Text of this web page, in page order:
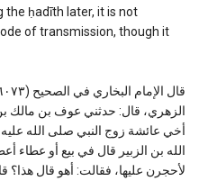
the ḥadīth later, it is not
of transmission, though it
الزهري، قال: حدثني عوف بن مالك
أخي عائشة زوج النبي صلى الله
الله بن الزبير قال في بيع أو عطاء
لأحجرن عليها، فقالت: أهو قال هذا؟